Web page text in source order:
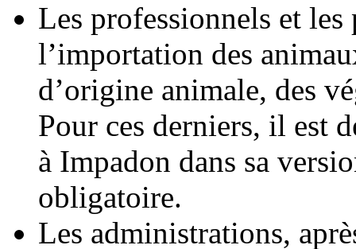
Les professionnels et
l’importation des
d’origine animale, des
Pour ces derniers, il est
à Impadon dans sa
obligatoire.
Les administrations,